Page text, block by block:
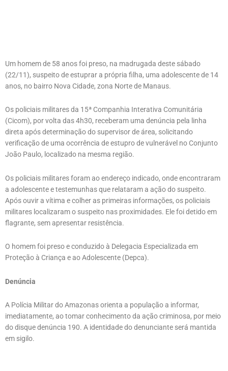
Um homem de 58 anos foi preso, na madrugada deste sábado
(22/11), suspeito de estuprar a própria filha, uma adolescente de 14
anos, no bairro Nova Cidade, zona Norte de Manaus.
Os policiais militares da 15ª Companhia Interativa Comunitária
(Cicom), por volta das 4h30, receberam uma denúncia pela linha
direta após determinação do supervisor de área, solicitando
verificação de uma ocorrência de estupro de vulnerável no Conjunto
João Paulo, localizado na mesma região.
Os policiais militares foram ao endereço indicado, onde encontraram
a adolescente e testemunhas que relataram a ação do suspeito.
Após ouvir a vítima e colher as primeiras informações, os policiais
militares localizaram o suspeito nas proximidades. Ele foi detido em
flagrante, sem apresentar resistência.
O homem foi preso e conduzido à Delegacia Especializada em
Proteção à Criança e ao Adolescente (Depca).
Denúncia
A Polícia Militar do Amazonas orienta a população a informar,
imediatamente, ao tomar conhecimento da ação criminosa, por meio
do disque denúncia 190. A identidade do denunciante será mantida
em sigilo.